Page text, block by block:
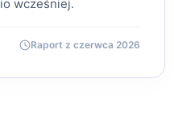
wcześniej.
Raport z czerwca 2026